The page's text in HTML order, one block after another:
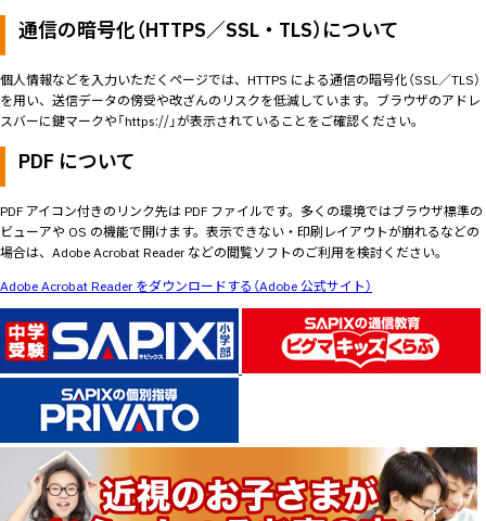
通信の暗号化（HTTPS／SSL・TLS）について
個人情報などを入力いただくページでは、HTTPS による通信の暗号化（SSL／TLS）
を用い、送信データの傍受や改ざんのリスクを低減しています。ブラウザのアドレ
スバーに鍵マークや「https://」が表示されていることをご確認ください。
PDF について
PDF アイコン付きのリンク先は PDF ファイルです。多くの環境ではブラウザ標準の
ビューアや OS の機能で開けます。表示できない・印刷レイアウトが崩れるなどの
場合は、Adobe Acrobat Reader などの閲覧ソフトのご利用を検討ください。
Adobe Acrobat Reader をダウンロードする（Adobe 公式サイト）